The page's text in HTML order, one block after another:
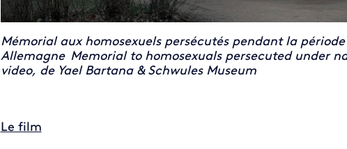
Mémorial aux homosexuels persécutés pendant la
Allemagne Memorial to homosexuals persecuted under
video, de Yael Bartana & Schwules Museum
Le film